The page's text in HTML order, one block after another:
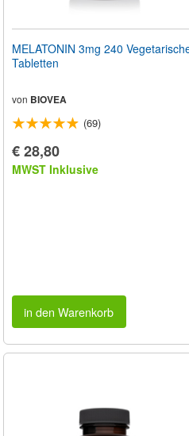
MELATONIN 3mg 240
Tabletten
von BIOVEA
(69)
€ 28,80
MWST Inklusive
in den Warenkorb